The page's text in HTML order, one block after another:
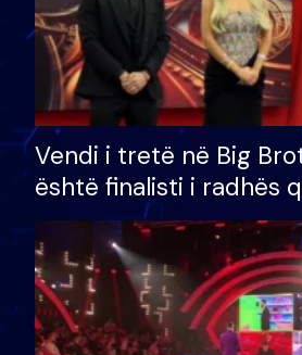
Vendi i tretë në Big
është finalisti i radhës